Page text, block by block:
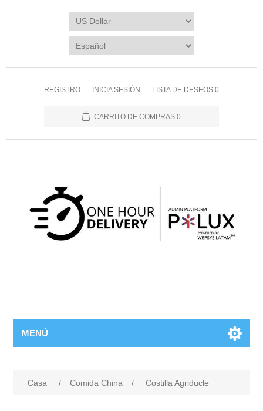
REGISTRO INICIA SESIÓN LISTA DE DESEOS 0
CARRITO DE COMPRAS 0
MENÚ
Casa / Comida China / Costilla Agriducle